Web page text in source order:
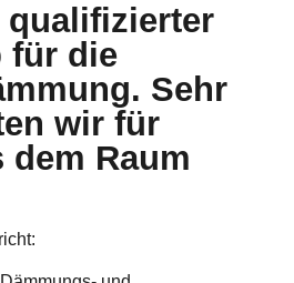
für die
Sehr
wir für
dem Raum